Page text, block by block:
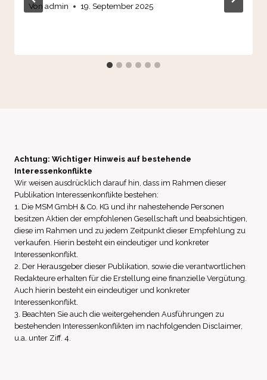
Von admin 19. September 2025
Achtung: Wichtiger Hinweis auf bestehende
Interessenkonflikte
Wir weisen ausdrücklich darauf hin, dass im Rahmen dieser
Publikation Interessenkonflikte bestehen:
1. Die MSM GmbH & Co. KG und ihr nahestehende Personen
besitzen Aktien der empfohlenen Gesellschaft und beabsichtigen,
diese im Rahmen und zu jedem Zeitpunkt dieser Empfehlung zu
verkaufen. Hierin besteht ein eindeutiger und konkreter
Interessenkonflikt.
2. Der Herausgeber dieser Publikation, sowie die verantwortlichen
Redakteure erhalten für die Erstellung eine finanzielle Vergütung.
Auch hierin besteht ein eindeutiger und konkreter
Interessenkonflikt.
3. Beachten Sie auch die weitergehenden Ausführungen zu
bestehenden Interessenkonflikten im nachfolgenden Disclaimer,
u.a. unter Ziff. 4.